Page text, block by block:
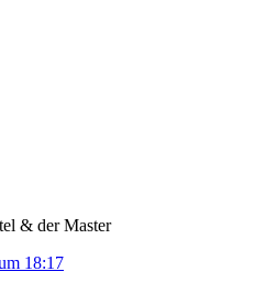
& der Master
18:17